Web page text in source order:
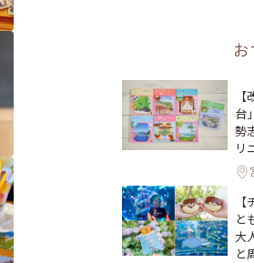
台
勢
リ
と
大
と